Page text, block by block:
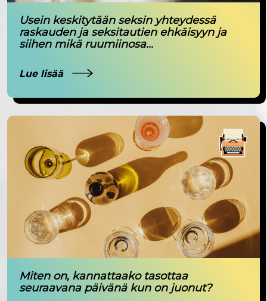
Usein keskitytään seksin yhteydessä
raskauden ja seksitautien ehkäisyyn ja
siihen mikä ruumiinosa...
Lue lisää
Miten on, kannattaako tasottaa
seuraavana päivänä kun on juonut?